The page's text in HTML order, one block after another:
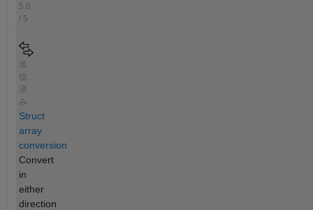
5.0
/ 5
送
信
済
み
Struct
array
conversion
Convert
in
either
direction